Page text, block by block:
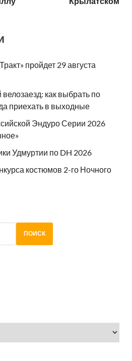
пройдет 29 августа
как выбрать по
приехать в выходные
Эндуро Серии 2026
Удмуртии по DH 2026
костюмов 2-го Ночного
ПОИСК